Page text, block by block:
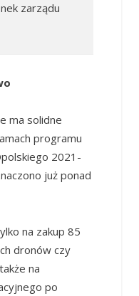
zarządu
ma solidne
programu
2021-
już ponad
na zakup 85
dronów czy
na
po